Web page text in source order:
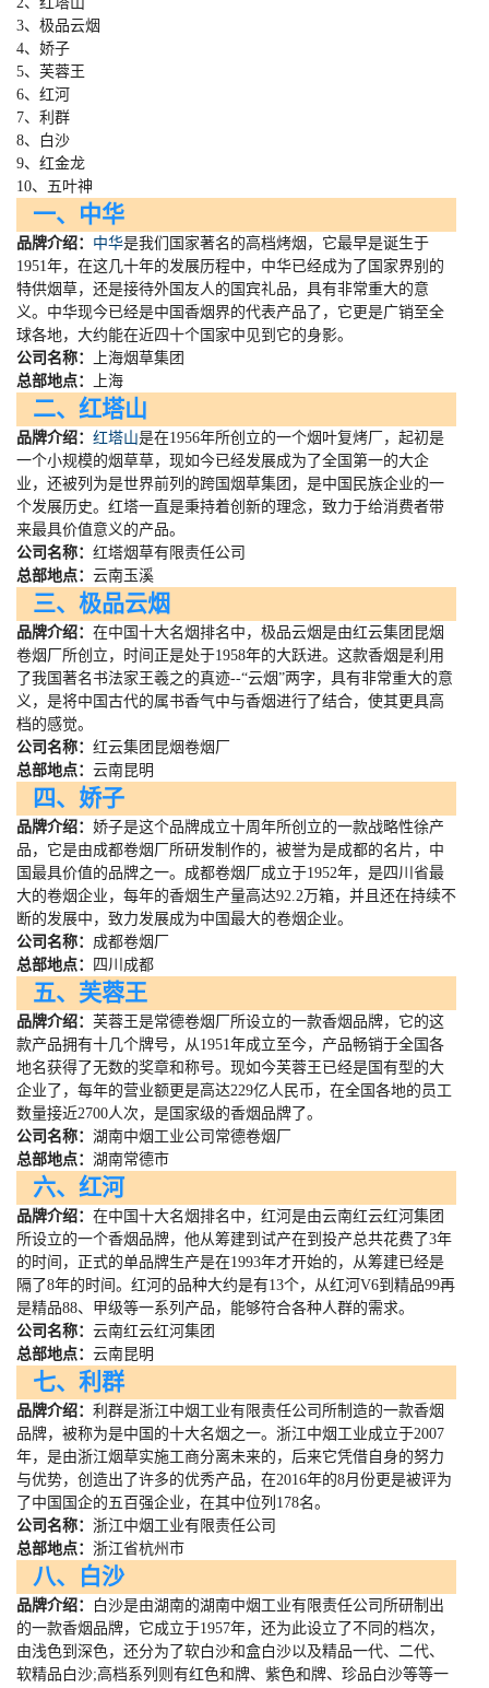
3、极品云烟
4、娇子
5、芙蓉王
6、红河
7、利群
8、白沙
9、红金龙
10、五叶神
一、中华
品牌介绍： 中华是我们国家著名的高档烤烟，它最早是诞生于
1951年，在这几十年的发展历程中，中华已经成为了国家界别的
特供烟草，还是接待外国友人的国宾礼品，具有非常重大的意
义。中华现今已经是中国香烟界的代表产品了，它更是广销至全
球各地，大约能在近四十个国家中见到它的身影。
公司名称：
上海烟草集团
总部地点：
上海
二、红塔山
品牌介绍： 红塔山是在1956年所创立的一个烟叶复烤厂，起初是
一个小规模的烟草草，现如今已经发展成为了全国第一的大企
业，还被列为是世界前列的跨国烟草集团，是中国民族企业的一
个发展历史。红塔一直是秉持着创新的理念，致力于给消费者带
来最具价值意义的产品。
公司名称： 红塔烟草有限责任公司
总部地点： 云南玉溪
三、极品云烟
品牌介绍： 在中国十大名烟排名中，极品云烟是由红云集团昆烟
卷烟厂所创立，时间正是处于1958年的大跃进。这款香烟是利用
了我国著名书法家王羲之的真迹--“云烟”两字，具有非常重大的意
义，是将中国古代的属书香气中与香烟进行了结合，使其更具高
档的感觉。
公司名称： 红云集团昆烟卷烟厂
总部地点： 云南昆明
四、娇子
品牌介绍： 娇子是这个品牌成立十周年所创立的一款战略性徐产
品，它是由成都卷烟厂所研发制作的，被誉为是成都的名片，中
国最具价值的品牌之一。成都卷烟厂成立于1952年，是四川省最
大的卷烟企业，每年的香烟生产量高达92.2万箱，并且还在持续不
断的发展中，致力发展成为中国最大的卷烟企业。
公司名称： 成都卷烟厂
总部地点：
四川成都
五、芙蓉王
品牌介绍： 芙蓉王是常德卷烟厂所设立的一款香烟品牌，它的这
款产品拥有十几个牌号，从1951年成立至今，产品畅销于全国各
地名获得了无数的奖章和称号。现如今芙蓉王已经是国有型的大
企业了，每年的营业额更是高达229亿人民币，在全国各地的员工
数量接近2700人次，是国家级的香烟品牌了。
公司名称： 湖南中烟工业公司常德卷烟厂
总部地点： 湖南常德市
六、红河
品牌介绍： 在中国十大名烟排名中，红河是由云南红云红河集团
所设立的一个香烟品牌，他从筹建到试产在到投产总共花费了3年
的时间，正式的单品牌生产是在1993年才开始的，从筹建已经是
隔了8年的时间。红河的品种大约是有13个，从红河 V6到精品99再
是精品88、甲级等一系列产品，能够符合各种人群的需求。
公司名称： 云南红云红河集团
总部地点： 云南昆明
七、利群
品牌介绍： 利群是浙江中烟工业有限责任公司所制造的一款香烟
品牌，被称为是中国的十大名烟之一。浙江中烟工业成立于2007
年，是由浙江烟草实施工商分离未来的，后来它凭借自身的努力
与优势，创造出了许多的优秀产品，在2016年的8月份更是被评为
了中国国企的五百强企业，在其中位列 178名。
公司名称： 浙江中烟工业有限责任公司
总部地点： 浙江省杭州市
八、白沙
品牌介绍：
白沙是由湖南的湖南中烟工业有限责任公司所研制出
的一款香烟品牌，它成立于1957年，还为此设立了不同的档次，
由浅色到深色，还分为了软白沙和盒白沙以及精品一代、二代、
软精品白沙;高档系列则有红色和牌、紫色和牌、珍品白沙等等一